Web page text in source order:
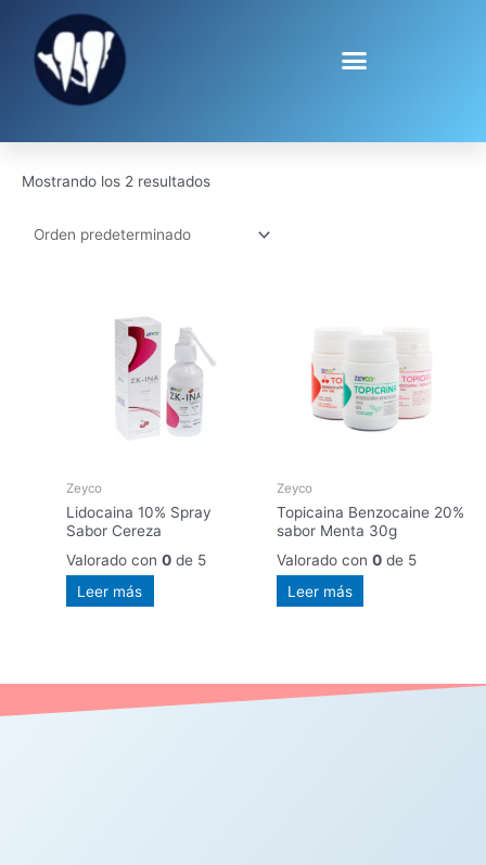
contenido
Inicio/ Zeyco
Zeyco
Mostrando los 2 resultados
Zeyco
Lidocaina 10% Spray
Sabor Cereza
Valorado con0 de 5
Leer más
Zeyco
Topicaina Benzocaine 20%
sabor Menta 30g
Valorado con 0de 5
Leer más